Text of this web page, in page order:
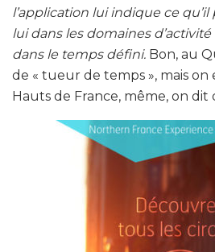
l’application lui indique ce
lui dans les domaines d’activité
dans le temps défini. Bon, au
de « tueur de temps », mais on
Hauts de France, même, on dit